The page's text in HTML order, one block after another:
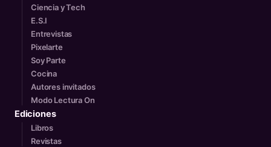
Ciencia y Tech
E.S.I
Entrevistas
Pixelarte
Soy Parte
Cocina
Autores invitados
Modo Lectura On
Ediciones
Libros
Revistas